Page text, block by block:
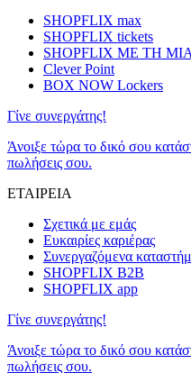
SHOPFLIX max
SHOPFLIX tickets
SHOPFLIX ΜΕ ΤΗ ΜΙΑ
Clever Point
BOX NOW Lockers
Γίνε συνεργάτης!
Άνοιξε τώρα το δικό σου
πωλήσεις σου.
ΕΤΑΙΡΕΙΑ
Σχετικά με εμάς
Ευκαιρίες καριέρας
Συνεργαζόμενα
SHOPFLIX B2B
SHOPFLIX app
Γίνε συνεργάτης!
Άνοιξε τώρα το δικό σου
πωλήσεις σου.